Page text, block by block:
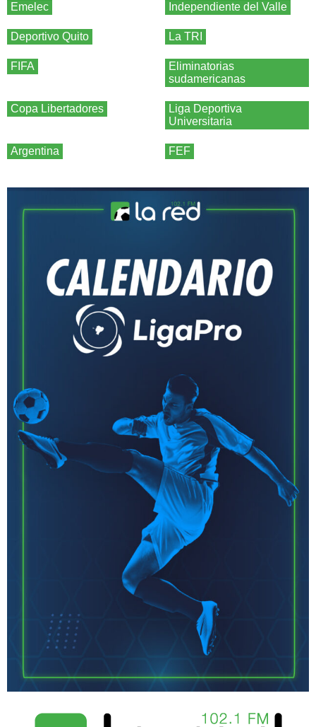
Emelec Independiente del Valle
Deportivo Quito La TRI
FIFA
Eliminatorias
sudamericanas
Copa Libertadores
Liga Deportiva
Universitaria
Argentina FEF